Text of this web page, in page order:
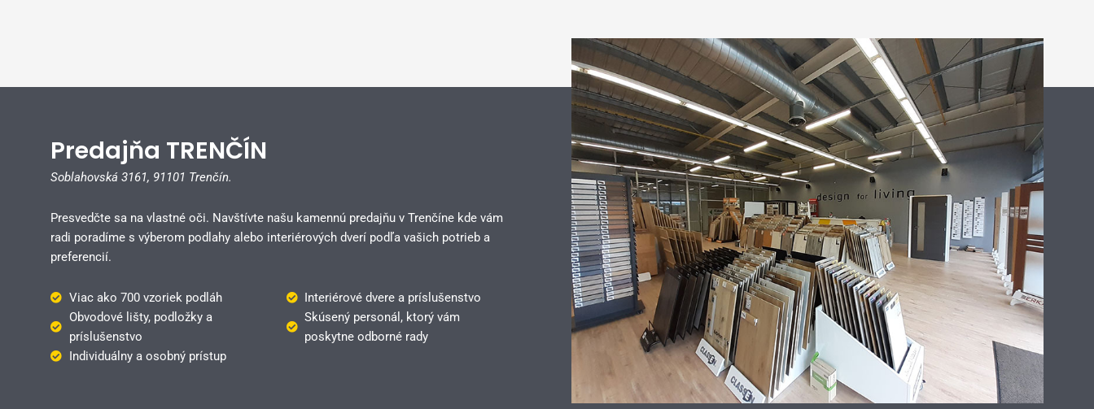
Predajňa TRENČÍN
Soblahovská 3161, 91101 Trenčín.
Presvedčte sa na vlastné oči. Navštívte našu kamennú predajňu v Trenčíne kde vám
radi poradíme s výberom podlahy alebo interiérových dverí podľa vašich potrieb a
preferencií.
Viac ako 700 vzoriek podláh
Interiérové dvere a príslušenstvo
Obvodové lišty, podložky a
príslušenstvo
Skúsený personál, ktorý vám
poskytne odborné rady
Individuálny a osobný prístup